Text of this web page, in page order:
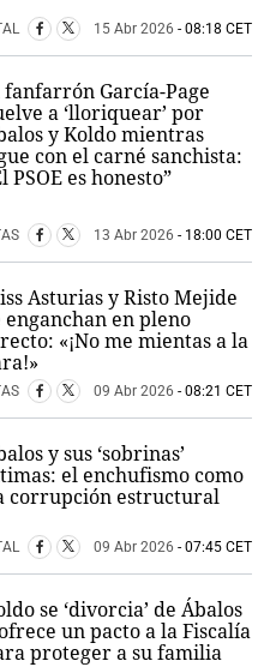
15 Abr 2026 - 08:18 CET
fanfarrón García-Page
a ‘lloriquear’ por
y Koldo mientras
con el carné sanchista:
PSOE es honesto”
13 Abr 2026 - 18:00 CET
Asturias y Risto Mejide
enganchan en pleno
«¡No me mientas a la
09 Abr 2026 - 08:21 CET
y sus ‘sobrinas’
el enchufismo como
corrupción estructural
09 Abr 2026 - 07:45 CET
se ‘divorcia’ de Ábalos
un pacto a la Fiscalía
proteger a su familia